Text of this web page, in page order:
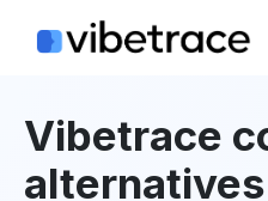
Vibetrace
alternatives